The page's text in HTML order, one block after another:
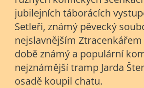
jubilejních táborácích
Setleři, známý pěvecký
nejslavnějším Ztracenkářem
době známý a populární
nejznámější tramp Jarda
osadě koupil chatu.